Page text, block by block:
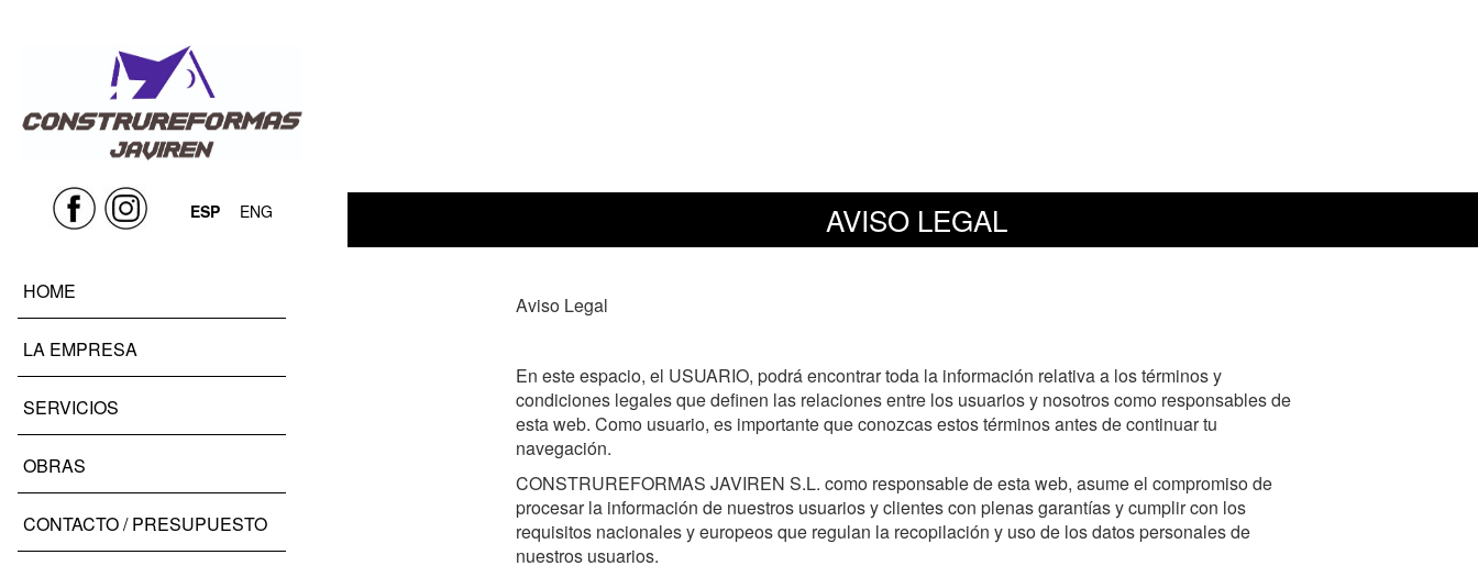
HOME
LA EMPRESA
SERVICIOS
OBRAS
CONTACTO / PRESUPUESTO
ESP ENG AVISO LEGAL
Aviso Legal
En este espacio, el USUARIO, podrá encontrar toda la información relativa a los términos y
condiciones legales que definen las relaciones entre los usuarios y nosotros como responsables de
esta web. Como usuario, es importante que conozcas estos términos antes de continuar tu
navegación.
CONSTRUREFORMAS JAVIREN S.L. como responsable de esta web, asume el compromiso de
procesar la información de nuestros usuarios y clientes con plenas garantías y cumplir con los
requisitos nacionales y europeos que regulan la recopilación y uso de los datos personales de
nuestros usuarios.